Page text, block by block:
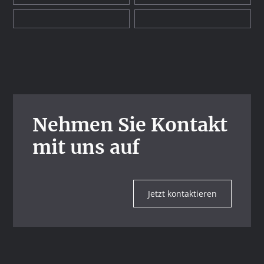
Nehmen Sie Kontakt
mit uns auf
Jetzt kontaktieren